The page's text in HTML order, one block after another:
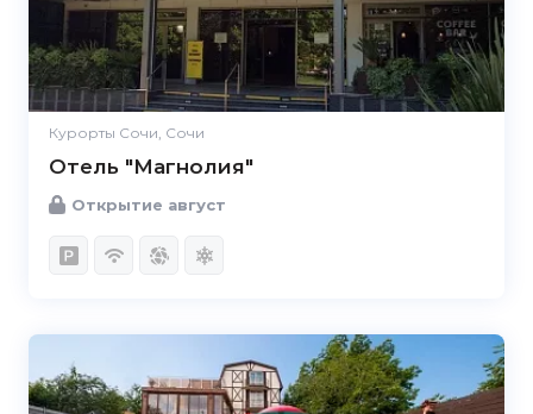
Курорты Сочи, Сочи
Отель "Магнолия"
Открытие август